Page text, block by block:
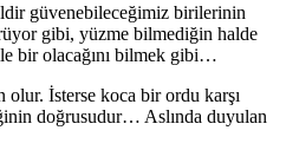
güvenebileceğimiz birilerinin
gibi, yüzme bilmediğin halde
bir olacağını bilmek gibi…
İsterse koca bir ordu karşı
doğrusudur… Aslında duyulan